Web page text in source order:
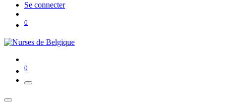
Se connecter
0
0